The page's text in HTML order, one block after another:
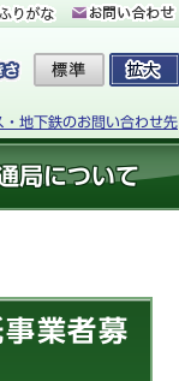
・地下鉄のお問い合わせ先
局について
業者募